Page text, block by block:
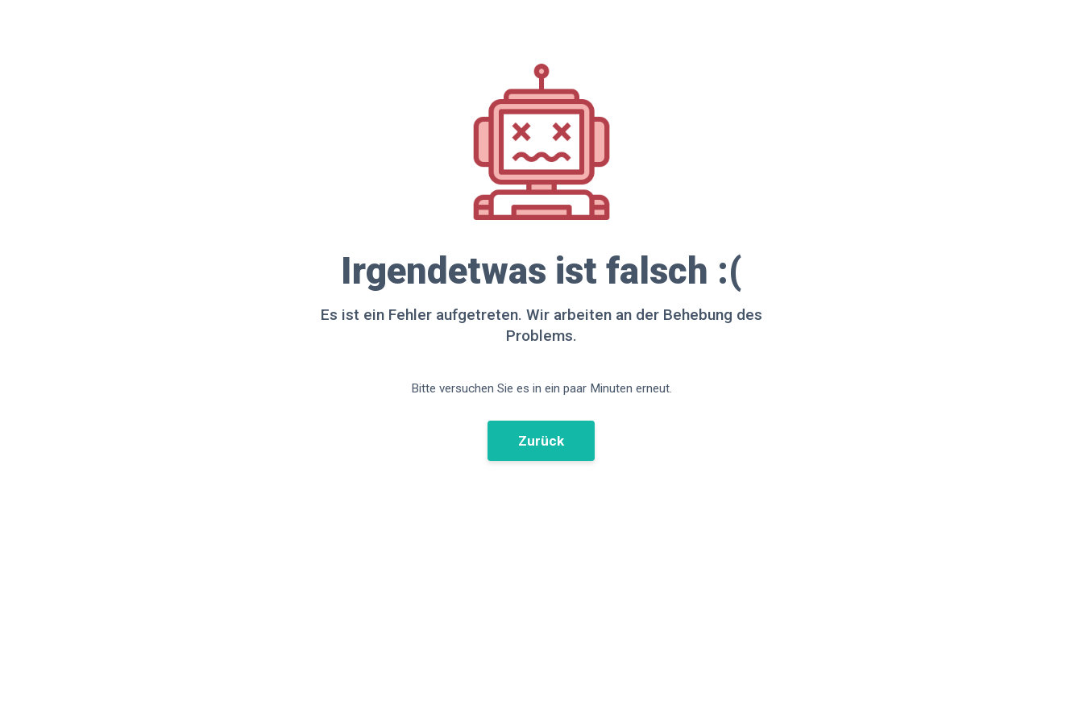
Irgendetwas ist falsch :(
Es ist ein Fehler aufgetreten. Wir arbeiten an der Behebung des
Problems.
Bitte versuchen Sie es in ein paar Minuten erneut.
Zurück